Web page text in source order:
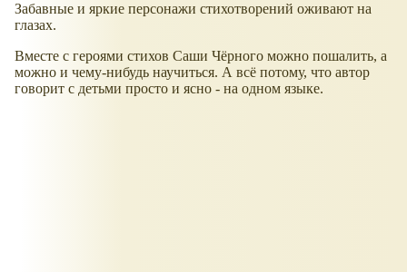
Забавные и яркие персонажи стихотворений оживают на
глазах.
Вместе с героями стихов Саши Чёрного можно пошалить, а
можно и чему-нибудь научиться. А всё потому, что автор
говорит с детьми просто и ясно - на одном языке.